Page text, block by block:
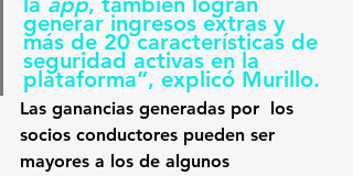
generar ingresos extras y
más de 20 características de
seguridad activas en la
plataforma”, explicó Murillo.
Las ganancias generadas por  los
socios conductores pueden ser
mayores a los de algunos